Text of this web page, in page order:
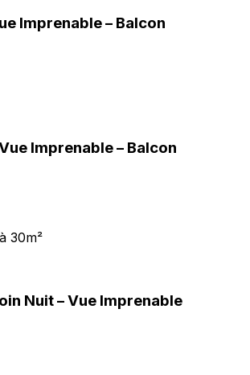
Imprenable – Balcon
Imprenable – Balcon
30m²
Nuit – Vue Imprenable